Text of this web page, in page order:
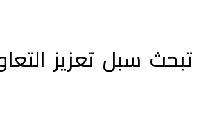
سبل تعزيز